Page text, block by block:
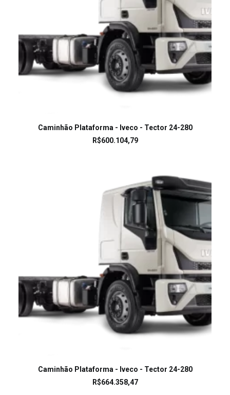
LEIA MAIS
Caminhão Plataforma - Iveco - Tector 24-280
R$600.104,79
LEIA MAIS
Caminhão Plataforma - Iveco - Tector 24-280
R$664.358,47